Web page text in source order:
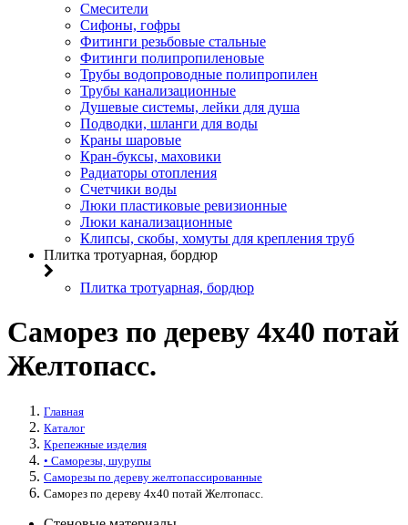
Смесители
Сифоны, гофры
Фитинги резьбовые стальные
Фитинги полипропиленовые
Трубы водопроводные полипропилен
Трубы канализационные
Душевые системы, лейки для душа
Подводки, шланги для воды
Краны шаровые
Кран-буксы, маховики
Радиаторы отопления
Счетчики воды
Люки пластиковые ревизионные
Люки канализационные
Клипсы, скобы, хомуты для крепления труб
Плитка тротуарная, бордюр
Плитка тротуарная, бордюр
Саморез по дереву 4х40 потай
Желтопасс.
Главная
Каталог
Крепежные изделия
• Саморезы, шурупы
Саморезы по дереву желтопассированные
Саморез по дереву 4х40 потай Желтопасс.